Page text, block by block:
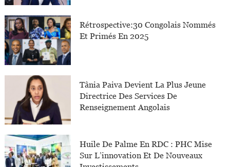
Rétrospective:30 Congolais Nommés
Et Primés En 2025
Tânia Paiva Devient La Plus Jeune
Directrice Des Services De
Renseignement Angolais
Huile De Palme En RDC : PHC Mise
Sur L’innovation Et De Nouveaux